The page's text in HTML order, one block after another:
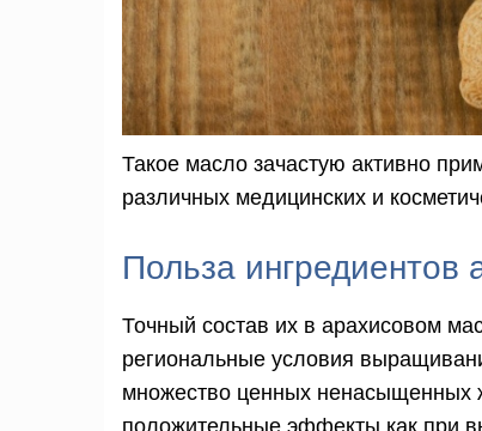
Такое масло зачастую активно
различных медицинских и
Польза ингредиентов
Точный состав их в арахисовом
региональные условия
множество ценных ненасыщенных
положительные эффекты как при